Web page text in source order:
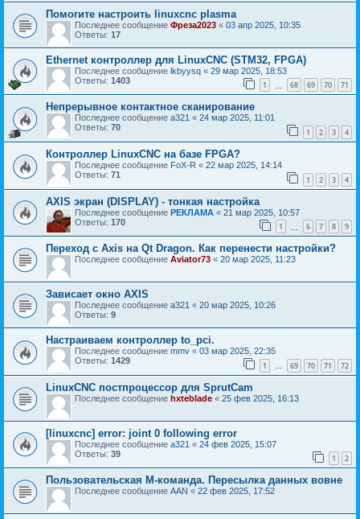
Помогите настроить linuxcnc plasma
Последнее сообщение Фреза2023 « 03 апр 2025, 10:35
Ответы: 17
Ethernet контроллер для LinuxCNC (STM32, FPGA)
Последнее сообщение lkbyysq « 29 мар 2025, 18:53
Ответы: 1403 1 68 69 70 71
Непрерывное контактное сканирование
Последнее сообщение a321 « 24 мар 2025, 11:01
Ответы: 70 1 2 3 4
Контроллер LinuxCNC на базе FPGA?
Последнее сообщение FoX-R « 22 мар 2025, 14:14
Ответы: 71 1 2 3 4
AXIS экран (DISPLAY) - тонкая настройка
Последнее сообщение РЕКЛАМА « 21 мар 2025, 10:57
Ответы: 170 1 6 7 8 9
Переход с Axis на Qt Dragon. Как перенести настройки?
Последнее сообщение Aviator73 « 20 мар 2025, 11:23
Зависает окно AXIS
Последнее сообщение a321 « 20 мар 2025, 10:26
Ответы: 9
Настраиваем контроллер to_pci.
Последнее сообщение mmv « 03 мар 2025, 22:35
Ответы: 1429 1 … 69 70 71 72
LinuxCNC постпроцессор для SprutCam
Последнее сообщение hxteblade « 25 фев 2025, 16:13
[linuxcnc] error: joint 0 following error
Последнее сообщение a321 « 24 фев 2025, 15:07
Ответы: 39 1 2
Пользовательская M-команда. Пересылка данных вовне
Последнее сообщение AAN « 22 фев 2025, 17:52